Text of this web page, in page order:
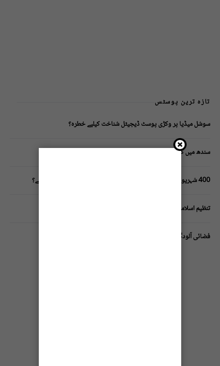
تازہ ترین پوسٹس
سوشل میڈیا پر وکڑی پوسٹ ڈیجیٹل شناخت کیلیے خطرہ؟
سندھ میں گاڑیوں کی انشورنس لازمی قرار
400 شہریوں کیلئے ایک پولیس اہلکار لازمی، کراچی میں صورتحال کیا ہے؟
تنظیم اسلامی کے زیرِ اہتمام ملک گیر آگاہی مہم!
فضائی آلودگی انسانی دماغ کیلیے کیسے خطرناک ثابت ہورہی ہے؟